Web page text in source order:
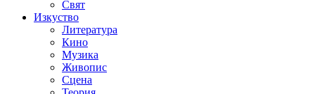
Свят
Изкуство
Литература
Кино
Музика
Живопис
Сцена